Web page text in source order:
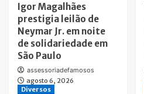
Igor Magalhães
prestigia leilão de
Neymar Jr. em noite
de solidariedade em
São Paulo
assessoriadefamosos
agosto 6, 2026
Diversos